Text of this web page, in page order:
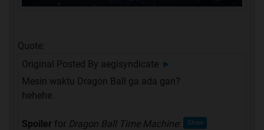
Quote:
Original Posted By aegisyndicate ►
Mesin waktu Dragon Ball ga ada gan?
hehehe.
Spoiler for Dragon Ball Time Machine: